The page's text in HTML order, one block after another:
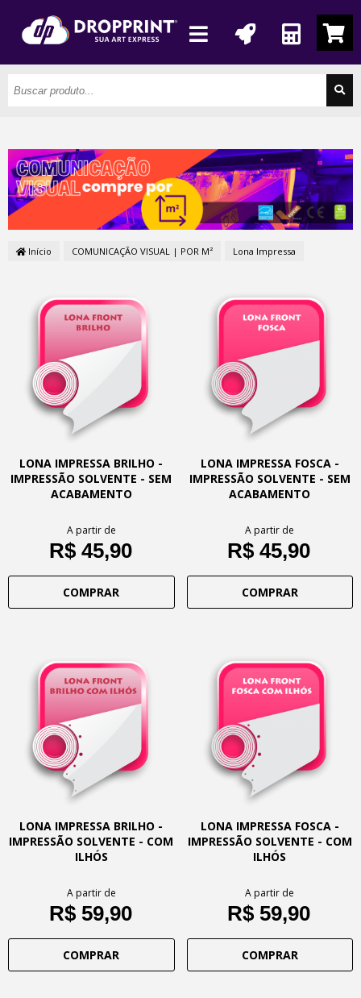
Início COMUNICAÇÃO VISUAL | POR M² Lona Impressa
LONA IMPRESSA BRILHO -
IMPRESSÃO SOLVENTE - SEM
ACABAMENTO
A partir de
R$ 45,90
COMPRAR
LONA IMPRESSA FOSCA -
IMPRESSÃO SOLVENTE - SEM
ACABAMENTO
A partir de
R$ 45,90
COMPRAR
LONA IMPRESSA BRILHO -
IMPRESSÃO SOLVENTE - COM
ILHÓS
A partir de
R$ 59,90
COMPRAR
LONA IMPRESSA FOSCA -
IMPRESSÃO SOLVENTE - COM
ILHÓS
A partir de
R$ 59,90
COMPRAR